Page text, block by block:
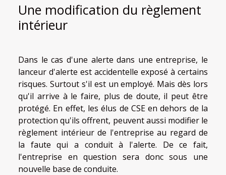
Une modification du règlement
intérieur
Dans le cas d'une alerte dans une entreprise, le
lanceur d'alerte est accidentelle exposé à certains
risques. Surtout s'il est un employé. Mais dès lors
qu'il arrive à le faire, plus de doute, il peut être
protégé. En effet, les élus de CSE en dehors de la
protection qu'ils offrent, peuvent aussi modifier le
règlement intérieur de l'entreprise au regard de
la faute qui a conduit à l'alerte. De ce fait,
l'entreprise en question sera donc sous une
nouvelle base de conduite.